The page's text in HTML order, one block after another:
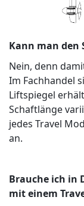
Kann man den
Nein, denn
Im Fachhandel
Liftspiegel
Schaftlänge
jedes Travel
an.
Brauche ich in
mit einem